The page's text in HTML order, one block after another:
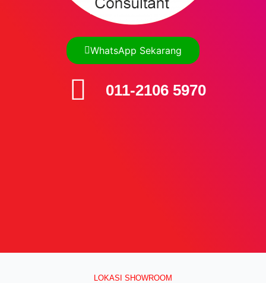
WhatsApp Sekarang
011-2106 5970
LOKASI SHOWROOM